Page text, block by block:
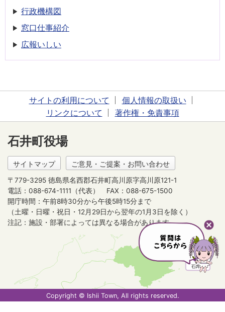
行政機構図
窓口仕事紹介
広報いしい
サイトの利用について
個人情報の取扱い
リンクについて
著作権・免責事項
石井町役場
サイトマップ ご意見・ご提案・お問い合わせ
〒779-3295 徳島県名西郡石井町高川原字高川原121-1
電話：088-674-1111（代表）
FAX：088-675-1500
開庁時間：午前8時30分から午後5時15分まで
（土曜・日曜・祝日・12月29日から翌年の1月3日を除く）
注記：施設・部署によっては異なる場合があります。
Copyright © Ishii Town, All rights reserved.